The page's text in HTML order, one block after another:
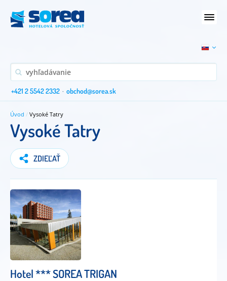
+421 2 5542 2332 · obchod@sorea.sk
Úvod / Vysoké Tatry
Vysoké Tatry
ZDIEĽAŤ
Hotel *** SOREA TRIGAN